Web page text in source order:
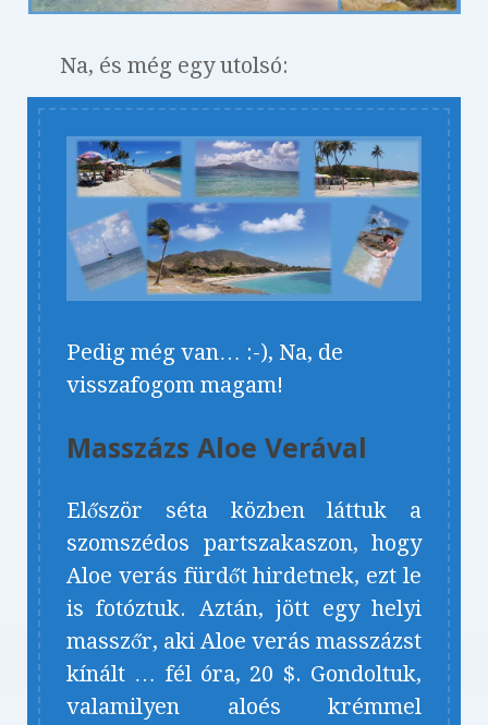
Na, és még egy utolsó:
Pedig még van… :-), Na, de
visszafogom magam!
Masszázs Aloe Verával
Először séta közben láttuk a
szomszédos partszakaszon, hogy
Aloe verás fürdőt hirdetnek, ezt le
is fotóztuk. Aztán, jött egy helyi
masszőr, aki Aloe verás masszázst
kínált … fél óra, 20 $. Gondoltuk,
valamilyen aloés krémmel